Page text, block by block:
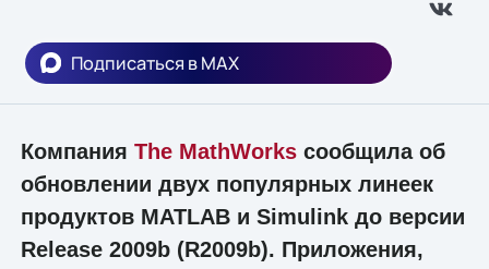
Подписаться в MAX
Компания The MathWorksсообщила об
обновлении двух популярных линеек
продуктов MATLAB и Simulink до версии
Release 2009b (R2009b). Приложения,